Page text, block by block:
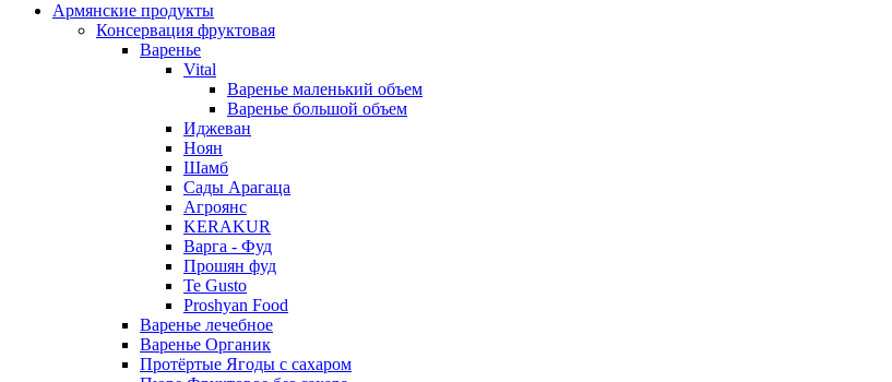
Армянские продукты
Консервация фруктовая
Варенье
Vital
Варенье маленький объем
Варенье большой объем
Иджеван
Ноян
Шамб
Сады Арагаца
Агроянс
KERAKUR
Варга - Фуд
Прошян фуд
Te Gusto
Proshyan Food
Варенье лечебное
Варенье Органик
Протёртые Ягоды с сахаром